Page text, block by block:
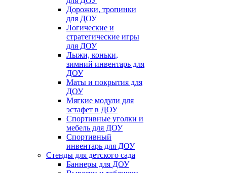
Дорожки, тропинки
для ДОУ
Логические и
стратегические игры
для ДОУ
Лыжи, коньки,
зимний инвентарь для
ДОУ
Маты и покрытия для
ДОУ
Мягкие модули для
эстафет в ДОУ
Спортивные уголки и
мебель для ДОУ
Спортивный
инвентарь для ДОУ
Стенды для детского сада
Баннеры для ДОУ